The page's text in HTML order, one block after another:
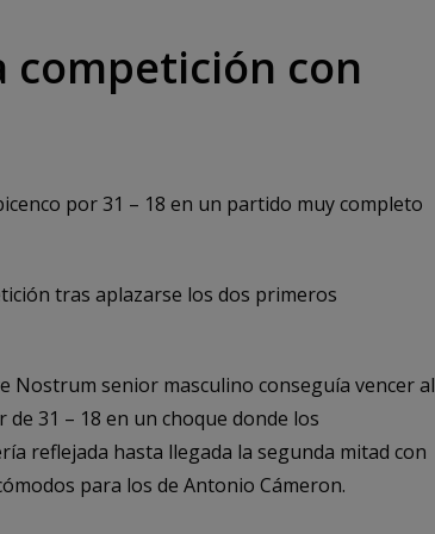
competición con
por 31 – 18 en un partido muy completo
tras aplazarse los dos primeros
Nostrum senior masculino conseguía vencer al
31 – 18 en un choque donde los
reflejada hasta llegada la segunda mitad con
para los de Antonio Cámeron.